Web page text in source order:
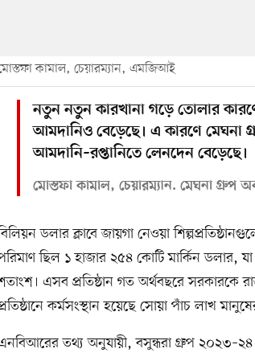
কামাল, চেয়ারম্যান, এমজিআই
নতুন নতুন কারখানা গড়ে তোলার
আমদানিও বেড়েছে। এ কারণে মেঘনা
আমদানি–রপ্তানিতে লেনদেন বেড়েছে।
মোস্তফা কামাল, চেয়ারম্যান. মেঘনা গ্রুপ অব
ডলার ক্লাবে জায়গা নেওয়া
ছিল ১ হাজার ২৫৪ কোটি মার্কিন ডলার,
এসব প্রতিষ্ঠান গত অর্থবছরে সরকারকে
কর্মসংস্থান হয়েছে সোয়া পাঁচ লাখ
তথ্য অনুযায়ী, বসুন্ধরা গ্রুপ